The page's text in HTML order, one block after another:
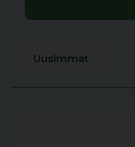
Uusimmat